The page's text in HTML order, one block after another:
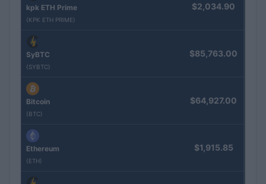
kpk ETH Prime
(KPK ETH PRIME)
$2,034.90
SyBTC
(SYBTC)
$85,763.00
Bitcoin
(BTC)
$64,927.00
Ethereum
(ETH)
$1,915.85